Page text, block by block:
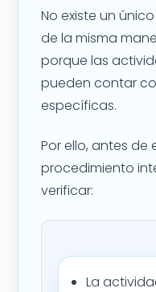
No existe un
de la misma
porque las
pueden contar
específicas.
Por ello, antes de
procedimiento
verificar:
La